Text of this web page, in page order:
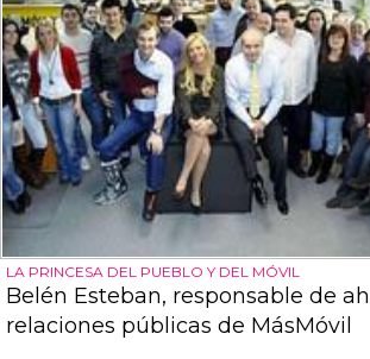
LA PRINCESA DEL PUEBLO Y DEL MÓVIL
Belén Esteban, responsable de
relaciones públicas de MásMóvil